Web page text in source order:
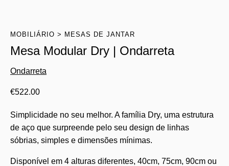
MOBILIÁRIO MESAS DE JANTAR
Mesa Modular Dry | Ondarreta
Ondarreta
€522.00
Simplicidade no seu melhor. A família Dry, uma estrutura
de aço que surpreende pelo seu design de linhas
sóbrias, simples e dimensões mínimas.
Disponível em 4 alturas diferentes, 40cm, 75cm, 90cm ou